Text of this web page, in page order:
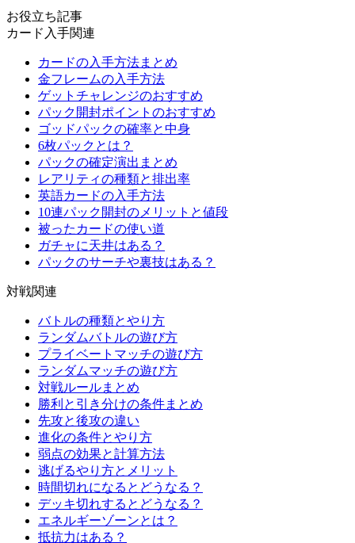
お役立ち記事
カード入手関連
カードの入手方法まとめ
金フレームの入手方法
ゲットチャレンジのおすすめ
パック開封ポイントのおすすめ
ゴッドパックの確率と中身
6枚パックとは？
パックの確定演出まとめ
レアリティの種類と排出率
英語カードの入手方法
10連パック開封のメリットと値段
被ったカードの使い道
ガチャに天井はある？
パックのサーチや裏技はある？
対戦関連
バトルの種類とやり方
ランダムバトルの遊び方
プライベートマッチの遊び方
ランダムマッチの遊び方
対戦ルールまとめ
勝利と引き分けの条件まとめ
先攻と後攻の違い
進化の条件とやり方
弱点の効果と計算方法
逃げるやり方とメリット
時間切れになるとどうなる？
デッキ切れするとどうなる？
エネルギーゾーンとは？
抵抗力はある？